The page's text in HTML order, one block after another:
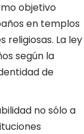
objetivo
en templos
religiosas. La ley
según la
de
no sólo a